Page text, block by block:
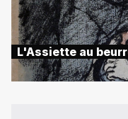
L'Assiette au